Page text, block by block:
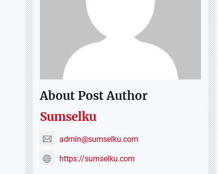
About Post Author
Sumselku
admin@sumselku.com
https://sumselku.com